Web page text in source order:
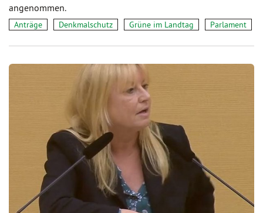
angenommen.
Anträge Denkmalschutz Grüne im Landtag Parlament